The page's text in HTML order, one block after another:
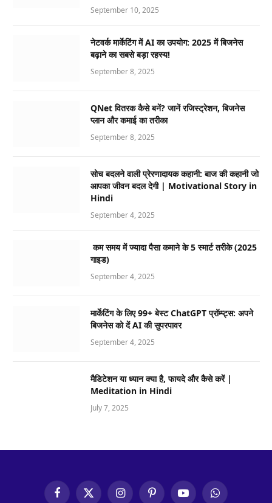
September 10, 2025
नेटवर्क मार्केटिंग में AI का उपयोग: 2025 में बिजनेस
बढ़ाने का सबसे बड़ा रहस्य!
September 8, 2025
QNet वितरक कैसे बनें? जानें रजिस्ट्रेशन, बिजनेस
प्लान और कमाई का तरीका
September 8, 2025
सोच बदलने वाली प्रेरणादायक कहानी: बाज की कहानी जो
आपका जीवन बदल देगी | Motivational Story in
Hindi
September 4, 2025
कम समय में ज्यादा पैसा कमाने के 5 स्मार्ट तरीके (2025
गाइड)
September 4, 2025
मार्केटिंग के लिए 99+ बेस्ट ChatGPT प्रॉम्प्ट्स: अपने
बिजनेस को दें AI की सुपरपावर
September 4, 2025
मैडिटेशन या ध्यान क्या है, फायदे और कैसे करें |
Meditation in Hindi
July 7, 2025
FacebookX InstagramPinterestYouTubeWhatsApp